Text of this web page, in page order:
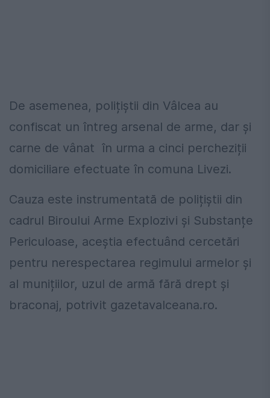
De asemenea, polițiștii din Vâlcea au
confiscat un întreg arsenal de arme, dar și
carne de vânat în urma a cinci percheziții
domiciliare efectuate în comuna Livezi.
Cauza este instrumentată de polițiștii din
cadrul Biroului Arme Explozivi și Substanțe
Periculoase, aceștia efectuând cercetări
pentru nerespectarea regimului armelor și
al munițiilor, uzul de armă fără drept și
braconaj, potrivit gazetavalceana.ro.